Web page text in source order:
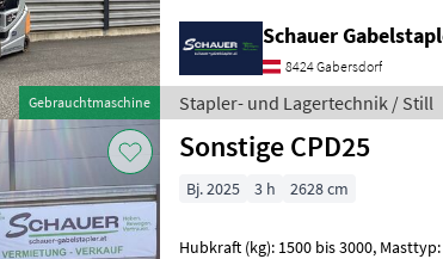
Gebrauchtmaschine
Schauer
8424 Gabersdorf
Stapler- und Lagertechnik / Still
Sonstige CPD25
Bj. 2025 3 h 2628 cm
Hubkraft (kg): 1500 bis 3000,